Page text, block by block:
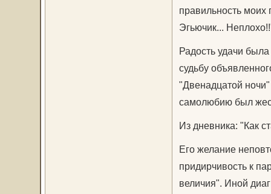
правильность
Эгьючик...
Радость удачи
судьбу
"Двенадцатой ночи"
самолюбию был
Из дневника: "Как
Его желание
придирчивость к
величия". Иной